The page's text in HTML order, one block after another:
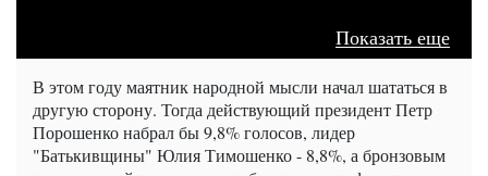
Показать еще
В этом году маятник народной мысли начал шататься в
другую сторону. Тогда действующий президент Петр
Порошенко набрал бы 9,8% голосов, лидер
"Батькивщины" Юлия Тимошенко - 8,8%, а бронзовым